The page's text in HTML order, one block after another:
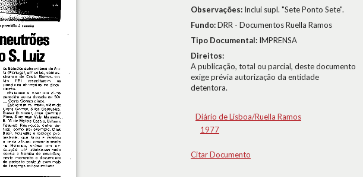
Observações: Inclui supl. "Sete Ponto Sete".
Fundo:DRR - Documentos Ruella Ramos
Tipo Documental: IMPRENSA
Direitos:
A publicação, total ou parcial, deste documento
exige prévia autorização da entidade
detentora.
Diário de Lisboa/Ruella Ramos
1977
Citar Documento